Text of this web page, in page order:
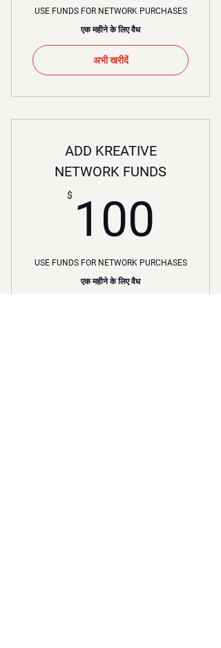
USE FUNDS FOR NETWORK PURCHASES
एक महीने के लिए वैध
अभी खरीदें
ADD KREATIVE
NETWORK FUNDS
$ 100
USE FUNDS FOR NETWORK PURCHASES
एक महीने के लिए वैध